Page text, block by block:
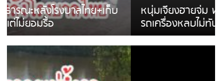
หนุ่มเจียงฮายจ่ม พบถังน้ำดื่มตกกลางถนน
รถเครื่องหลบไม่ทันล้มบาดเจ็บ